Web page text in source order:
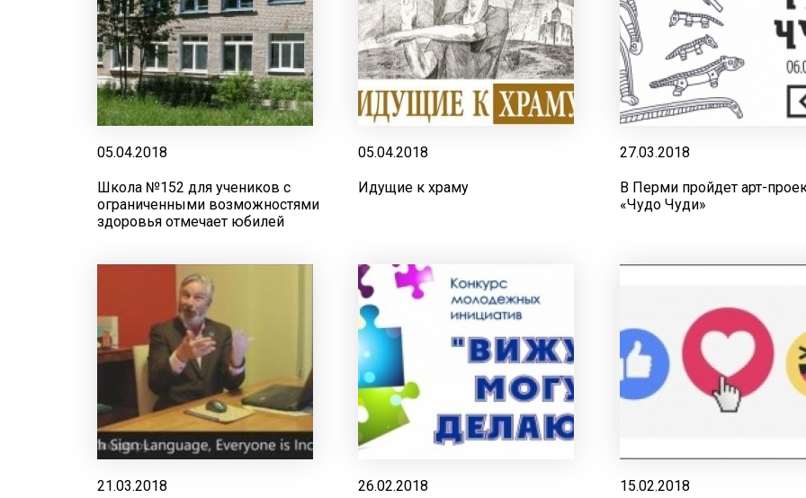
05.04.2018
Школа №152 для учеников с
ограниченными возможностями
здоровья отмечает юбилей
05.04.2018
Идущие к храму
27.03.2018
В Перми пройдет арт-
«Чудо Чуди»
21.03.2018 26.02.2018 15.02.2018